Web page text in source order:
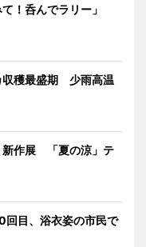
て！呑んでラリー」
収穫最盛期 少雨高温
新作展 「夏の涼」テ
目、浴衣姿の市民で